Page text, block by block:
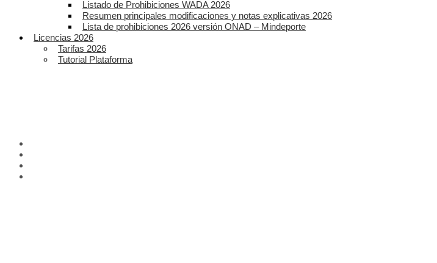
Listado de Prohibiciones WADA 2026
Resumen principales modificaciones y notas explicativas 2026
Lista de prohibiciones 2026 versión ONAD – Mindeporte
Licencias 2026
Tarifas 2026
Tutorial Plataforma